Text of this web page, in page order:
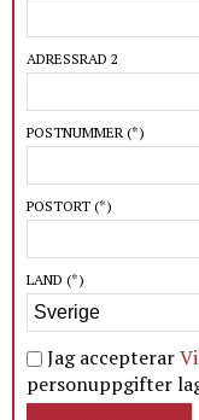
ADRESSRAD 2
POSTNUMMER (*)
POSTORT (*)
LAND (*)
Jag accepterar
personuppgifter